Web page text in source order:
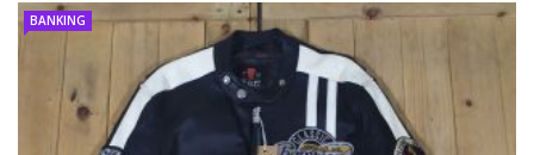
BANKING